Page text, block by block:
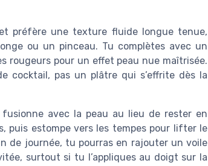
préfère une texture fluide longue tenue,
ou un pinceau. Tu complètes avec un
rougeurs pour un effet peau nue maîtrisée.
cocktail, pas un plâtre qui s’effrite dès la
avec la peau au lieu de rester en
puis estompe vers les tempes pour lifter le
de journée, tu pourras en rajouter un voile
surtout si tu l’appliques au doigt sur la